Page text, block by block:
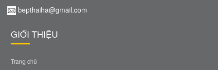
bepthaiha@gmail.com
GIỚI THIỆU
Trang chủ